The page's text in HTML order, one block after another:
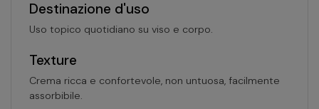
Destinazione d'uso
Uso topico quotidiano su viso e corpo.
Texture
Crema ricca e confortevole, non untuosa, facilmente
assorbibile.